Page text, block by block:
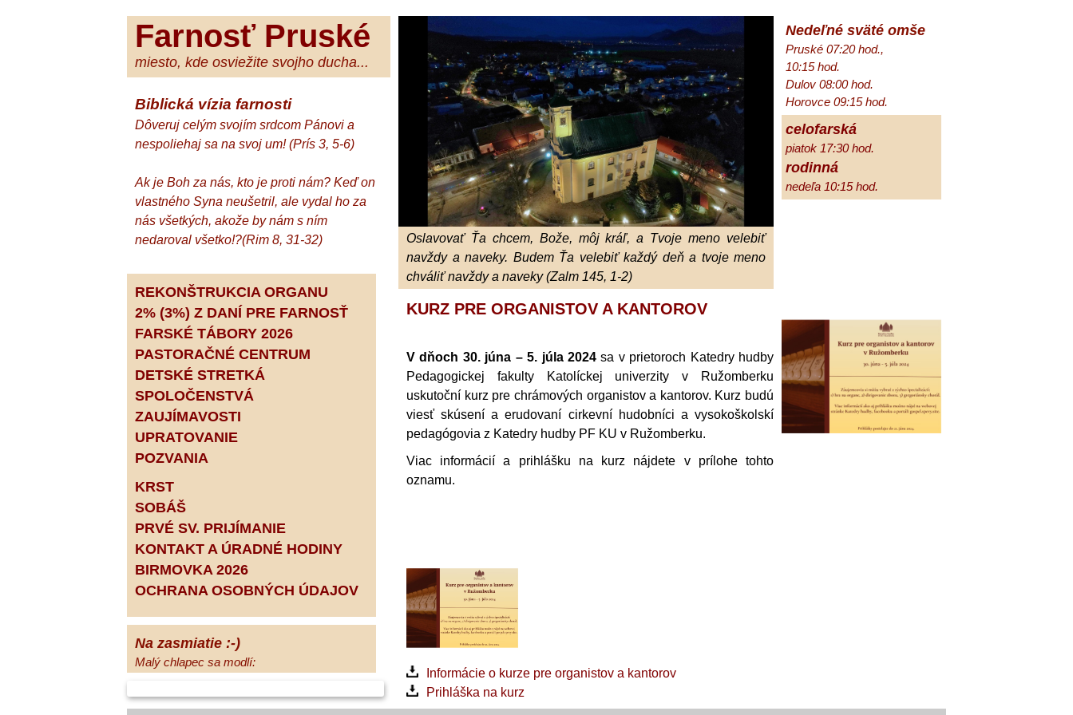
Farnosť Pruské
miesto, kde osviežite svojho ducha...
Biblická vízia farnosti
Dôveruj celým svojím srdcom Pánovi a
nespoliehaj sa na svoj um! (Prís 3, 5-6)
Ak je Boh za nás, kto je proti nám? Keď on
vlastného Syna neušetril, ale vydal ho za
nás všetkých, akože by nám s ním
nedaroval všetko!?(Rim 8, 31-32)
REKONŠTRUKCIA ORGANU
2% (3%) Z DANÍ PRE FARNOSŤ
FARSKÉ TÁBORY 2026
PASTORAČNÉ CENTRUM
DETSKÉ STRETKÁ
SPOLOČENSTVÁ
ZAUJÍMAVOSTI
UPRATOVANIE
POZVANIA
KRST
SOBÁŠ
PRVÉ SV. PRIJÍMANIE
KONTAKT A ÚRADNÉ HODINY
BIRMOVKA 2026
OCHRANA OSOBNÝCH ÚDAJOV
Na zasmiatie :-)
Malý chlapec sa modlí:
mamičku a prosím aj za Teba, Pane Bože,
Oslavovať Ťa chcem, Bože, môj kráľ, a Tvoje meno velebiť
navždy a naveky. Budem Ťa velebiť každý deň a tvoje meno
chváliť navždy a naveky (Zalm 145, 1-2)
Nedeľné sväté omše
Pruské 07:20 hod.,
10:15 hod.
Dulov 08:00 hod.
Horovce 09:15 hod.
celofarská
piatok 17:30 hod.
rodinná
nedeľa 10:15 hod.
KURZ PRE ORGANISTOV A KANTOROV
V dňoch 30. júna – 5. júla 2024sa v prietoroch Katedry hudby
Pedagogickej fakulty Katolíckej univerzity v Ružomberku
uskutoční kurz pre chrámových organistov a kantorov. Kurz budú
viesť skúsení a erudovaní cirkevní hudobníci a vysokoškolskí
pedagógovia z Katedry hudby PF KU v Ružomberku.
Viac informácií a prihlášku na kurz nájdete v prílohe tohto
oznamu.
Informácie o kurze pre organistov a kantorov
Prihláška na kurz